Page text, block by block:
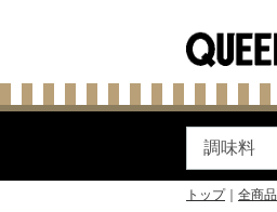
トップ
全商品